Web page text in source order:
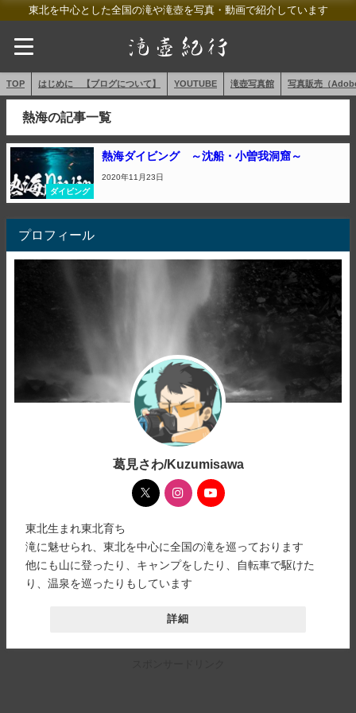
東北を中心とした全国の滝や滝壺を写真・動画で紹介しています
TOP はじめに 【ブログについて】 YOUTUBE 滝壺写真館 写真販売（
熱海の記事一覧
ダイビング
熱海ダイビング ～沈船・小曽我洞窟～
2020年11月23日
プロフィール
葛見さわ/Kuzumisawa
東北生まれ東北育ち
滝に魅せられ、東北を中心に全国の滝を巡っております
他にも山に登ったり、キャンプをしたり、自転車で駆けた
り、温泉を巡ったりもしています
詳細